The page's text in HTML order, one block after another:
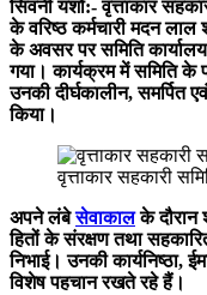
सिवनी यशो:- वृत्ताकार
के वरिष्ठ कर्मचारी मदन लाल
के अवसर पर समिति
गया। कार्यक्रम में समिति के
उनकी दीर्घकालीन, समर्पित
किया।
वृत्ताकार सहकारी
अपने लंबेसेवाकालके दौरान
हितों के संरक्षण तथा
निभाई। उनकी कार्यनिष्ठा,
विशेष पहचान रखते रहे हैं।